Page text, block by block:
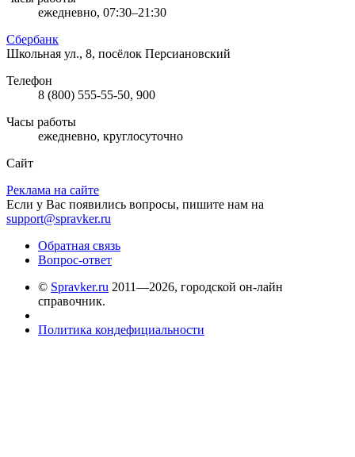
ежедневно, 07:30–21:30
Сбербанк
Школьная ул., 8, посёлок Персиановский
Телефон
8 (800) 555-55-50, 900
Часы работы
ежедневно, круглосуточно
Сайт
Реклама на сайте
Если у Вас появились вопросы, пишите нам на
support@spravker.ru
Обратная связь
Вопрос-ответ
© Spravker.ru 2011—2026, городской он-лайн
справочник.
Политика кондефициальности